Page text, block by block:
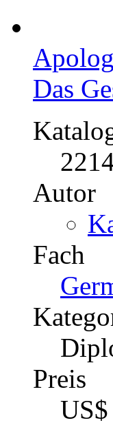
Das
Autor
Fach
Preis